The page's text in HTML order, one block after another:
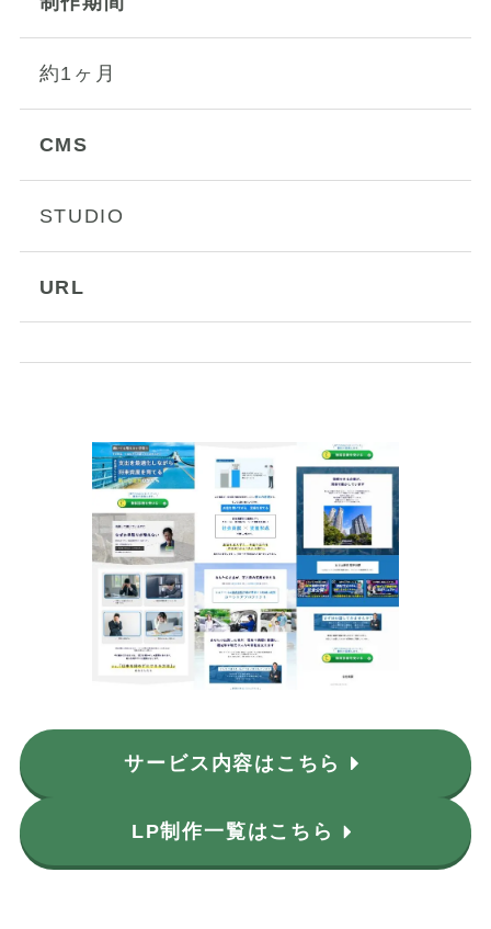
約1ヶ月
CMS
STUDIO
URL
サービス内容はこちら
LP制作一覧はこちら